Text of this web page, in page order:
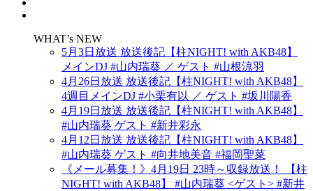
WHAT’s NEW
5月3日放送 放送後記【柱NIGHT! with AKB48】
メインDJ #山内瑞葵 ／ ゲスト #山根涼羽
4月26日放送 放送後記【柱NIGHT! with AKB48】
4週目メインDJ #小栗有以 ／ ゲスト #坂川陽香
4月19日放送 放送後記【柱NIGHT! with AKB48】
#山内瑞葵 ゲスト #新井彩永
4月12日放送 放送後記【柱NIGHT! with AKB48】
#山内瑞葵 ゲスト #向井地美音 #福岡聖菜
《メール募集！》4月19日 23時～収録放送！ 【柱
NIGHT! with AKB48】 #山内瑞葵 <ゲスト> #新井